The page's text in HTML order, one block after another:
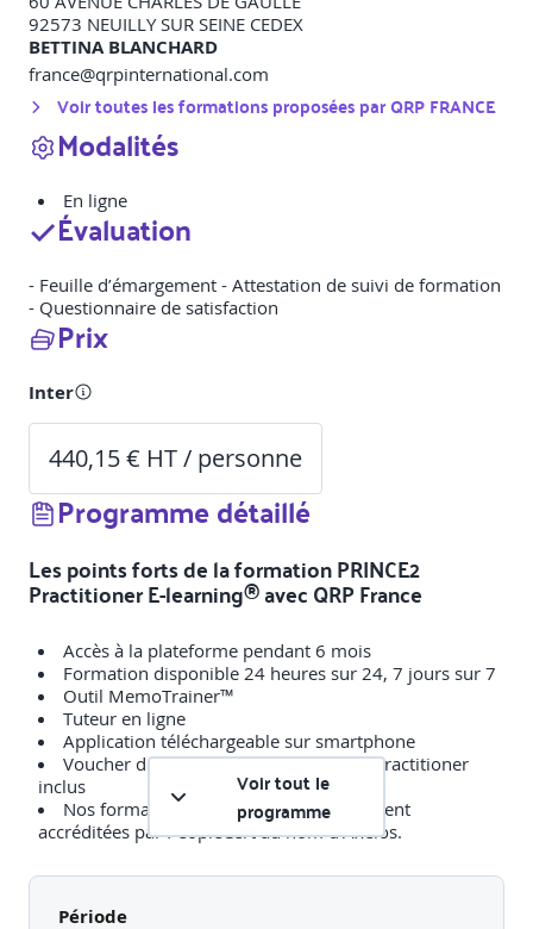
92573 NEUILLY SUR SEINE CEDEX
BETTINA BLANCHARD
france@qrpinternational.com
Voir toutes les formations proposées parQRP FRANCE
Modalités
En ligne
Évaluation
- Feuille d’émargement - Attestation de suivi de formation
- Questionnaire de satisfaction
Prix
Inter
440,15 € HT / personne
Programme détaillé
Les points forts de la formation PRINCE2
Practitioner E-learning® avec QRP France
Accès à la plateforme pendant 6 mois
Formation disponible 24 heures sur 24, 7 jours sur 7
Outil MemoTrainer™
Tuteur en ligne
Application téléchargeable sur smartphone
Voucher de l’examen officiel PRINCE2 Practitioner
inclus
Nos formations PRINCE2 sont entièrement
accréditées par PeopleCert au nom d’Axelos.
OBJECTIFS
Voir tout le
programme
Période